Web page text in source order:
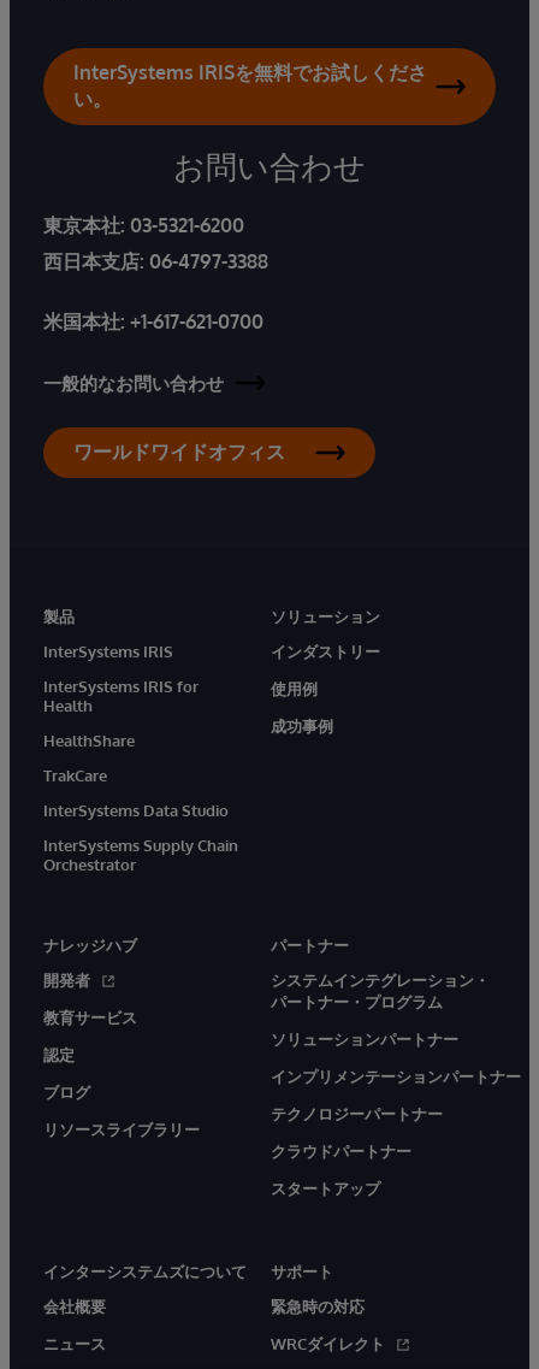
InterSystems IRISを無料でお試しくださ
い。
お問い合わせ
東京本社: 03-5321-6200
西日本支店: 06-4797-3388
米国本社: +1-617-621-0700
一般的なお問い合わせ
ワールドワイドオフィス
製品
InterSystems IRIS
InterSystems IRIS for
Health
HealthShare
TrakCare
InterSystems Data Studio
InterSystems Supply Chain
Orchestrator
ソリューション
インダストリー
使用例
成功事例
ナレッジハブ
開発者
教育サービス
認定
ブログ
リソースライブラリー
パートナー
システムインテグレーション・
パートナー・プログラム
ソリューションパートナー
インプリメンテーションパートナー
テクノロジーパートナー
クラウドパートナー
スタートアップ
インターシステムズについて
会社概要
ニュース
サポート
緊急時の対応
WRCダイレクト